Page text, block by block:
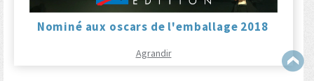
Nominé aux oscars de l'emballage 2018
Agrandir